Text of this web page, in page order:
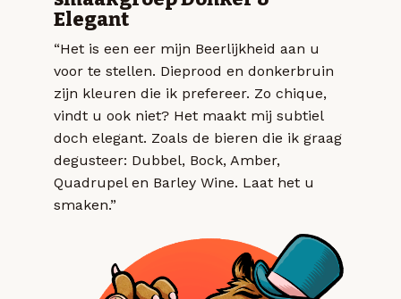
Elegant
“Het is een eer mijn Beerlijkheid aan u
voor te stellen. Dieprood en donkerbruin
zijn kleuren die ik prefereer. Zo chique,
vindt u ook niet? Het maakt mij subtiel
doch elegant. Zoals de bieren die ik graag
degusteer: Dubbel, Bock, Amber,
Quadrupel en Barley Wine. Laat het u
smaken.”